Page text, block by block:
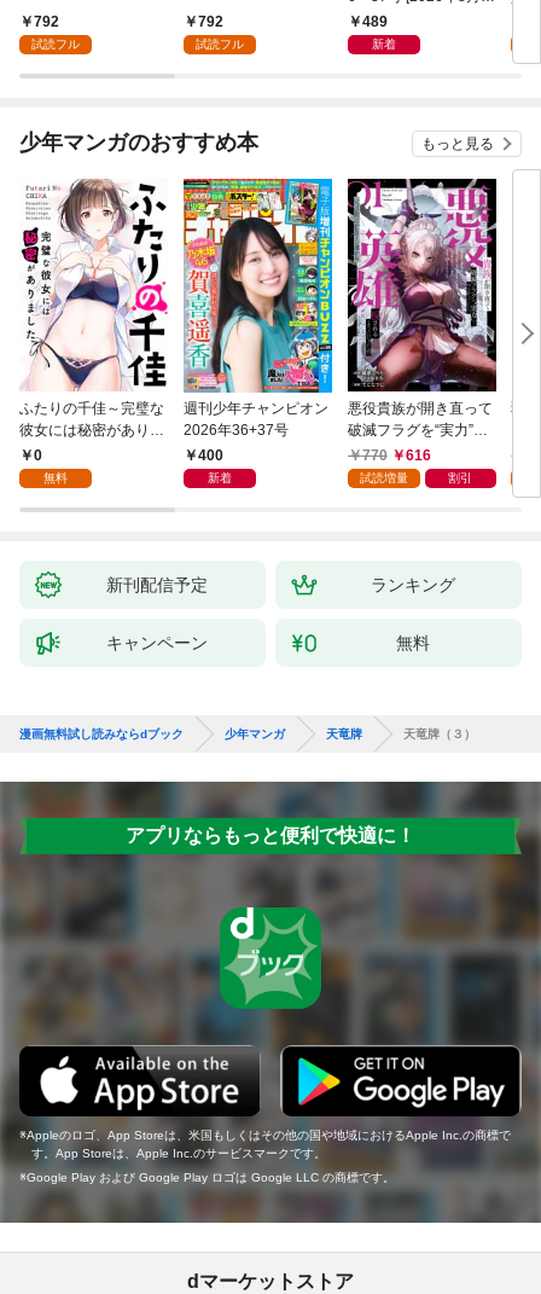
792
試読フル
792
試読フル
日発売]
489
新着
を
し
少年マンガのおすすめ本 もっと見る
ふたりの千佳～完璧な
彼女には秘密がありま
した(1)
0
無料
週刊少年チャンピオン
2026年36+37号
400
新着
悪役貴族が開き直って
破滅フラグを“実力”で
叩き折っていたら、い
つの間にかヒロイン達
770 616
試読増量 割引
弱
新刊配信予定 ランキング
キャンペーン 無料
漫画無料試し読みならdブック 少年マンガ 天竜牌 天竜牌（３）
アプリならもっと便利で快適に！
Appleのロゴ、App Storeは、米国もしくはその他の国や地域におけるApple Inc.の商標で
す。App Storeは、Apple Inc.のサービスマークです。
Google Play および Google Play ロゴは Google LLC の商標です。
dマーケットストア